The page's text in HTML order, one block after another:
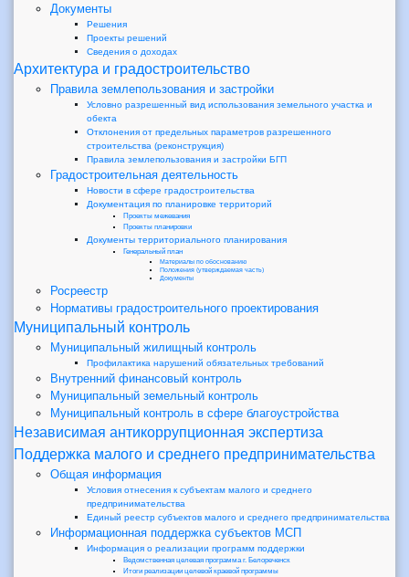
Документы
Решения
Проекты решений
Сведения о доходах
Архитектура и градостроительство
Правила землепользования и застройки
Условно разрешенный вид использования земельного участка и
обекта
Отклонения от предельных параметров разрешенного
строительства (реконструкция)
Правила землепользования и застройки БГП
Градостроительная деятельность
Новости в сфере градостроительства
Документация по планировке территорий
Проекты межевания
Проекты планировки
Документы территориального планирования
Генеральный план
Материалы по обоснованию
Положения (утверждаемая часть)
Документы
Росреестр
Нормативы градостроительного проектирования
Муниципальный контроль
Муниципальный жилищный контроль
Профилактика нарушений обязательных требований
Внутренний финансовый контроль
Муниципальный земельный контроль
Муниципальный контроль в сфере благоустройства
Независимая антикоррупционная экспертиза
Поддержка малого и среднего предпринимательства
Общая информация
Условия отнесения к субъектам малого и среднего
предпринимательства
Единый реестр субъектов малого и среднего предпринимательства
Информационная поддержка субъектов МСП
Информация о реализации программ поддержки
Ведомственная целевая программа г. Белореченск
Итоги реализации целевой краевой программы